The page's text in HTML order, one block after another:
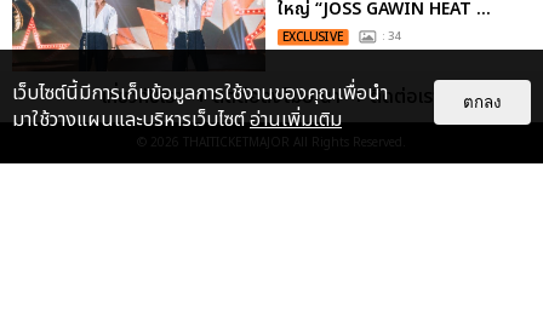
ใหญ่ “JOSS GAWIN HEAT ...
EXCLUSIVE : 34
“ช่วงเวลาที่ไม่ได้เจอกันพิสูจน์แล้วว่า
เกี่ยวกับเรา ติดต่อลงโฆษณา ติดต่อเรา
© 2026 THAITICKETMAJOR All Rights Reserved.
เว็บไซต์นี้มีการเก็บข้อมูลการใช้งานของคุณเพื่อนำ
มาใช้วางแผนและบริหารเว็บไซต์อ่านเพิ่มเติม
ตกลง